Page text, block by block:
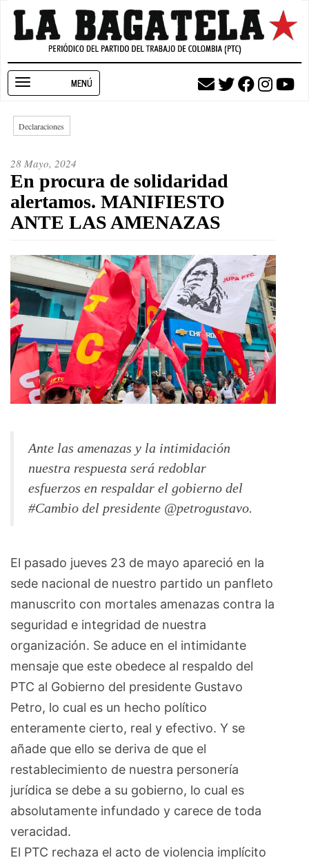
Pasar
contenido
navigation
Declaraciones
28 Mayo, 2024
En procura de solidaridad
alertamos. MANIFIESTO
ANTE LAS AMENAZAS
Ante las amenazas y la intimidación
nuestra respuesta será redoblar
esfuerzos en respaldar el gobierno del
#Cambio del presidente @petrogustavo.
El pasado jueves 23 de mayo apareció en la
sede nacional de nuestro partido un panfleto
manuscrito con mortales amenazas contra la
seguridad e integridad de nuestra
organización. Se aduce en el intimidante
mensaje que este obedece al respaldo del
PTC al Gobierno del presidente Gustavo
Petro, lo cual es un hecho político
enteramente cierto, real y efectivo. Y se
añade que ello se deriva de que el
restablecimiento de nuestra personería
jurídica se debe a su gobierno, lo cual es
absolutamente infundado y carece de toda
veracidad.
El PTC rechaza el acto de violencia implícito